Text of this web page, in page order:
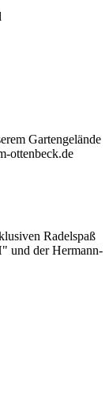
Gartengelände
ottenbeck.de
Radelspaß
und der Hermann-